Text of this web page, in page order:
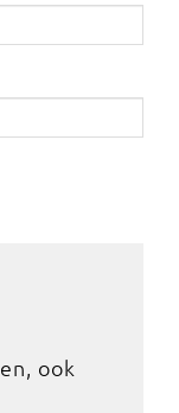
ook